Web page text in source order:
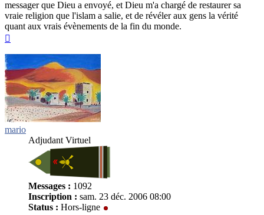
messager que Dieu a envoyé, et Dieu m'a chargé de restaurer sa
vraie religion que l'islam a salie, et de révéler aux gens la vérité
quant aux vrais évènements de la fin du monde.
mario
Adjudant Virtuel
Messages : 1092
Inscription : sam. 23 déc. 2006 08:00
Status : Hors-ligne